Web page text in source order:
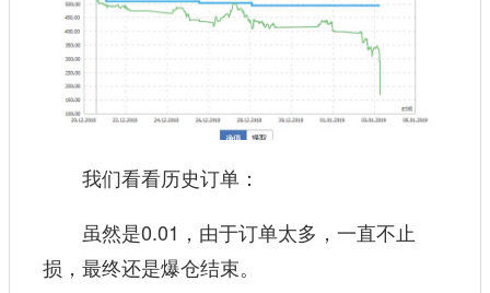
我们看看历史订单：
虽然是0.01，由于订单太多，一直不止
损，最终还是爆仓结束。